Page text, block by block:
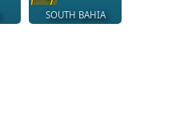
SOUTH BAHIA